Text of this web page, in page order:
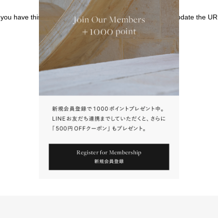
have this page bookmarked, we kindly ask that you update the
請點擊上方連結返回網站。